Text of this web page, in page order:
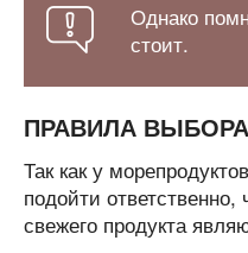
Однако
стоит.
ПРАВИЛА
Так как у
подойти
свежего продукта